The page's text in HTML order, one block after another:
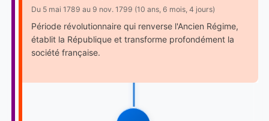
Du 5 mai 1789 au 9 nov. 1799 (10 ans, 6 mois, 4 jours)
Période révolutionnaire qui renverse l'Ancien Régime,
établit la République et transforme profondément la
société française.